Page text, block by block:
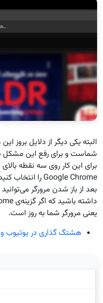
البته یکی دیگر از دلایل
شماست و برای رفع این مشکل
بعد از باز شدن مرورگر
یعنی مرورگر شما به روز است.
هشتگ‌ گذاری در یوتیوب و